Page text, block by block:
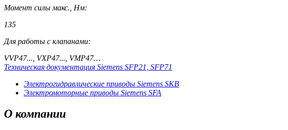
Момент силы макс., Нм:
135
Для работы с клапанами:
VVP47..., VXP47..., VMP47…
Техническая документация Siemens SFP21, SFP71
Электрогидравлические приводы Siemens SKB
Электромоторные приводы Siemens SFA
О компании